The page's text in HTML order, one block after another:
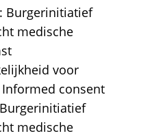
Burgerinitiatief
medische
voor
consent
Burgerinitiatief
medische